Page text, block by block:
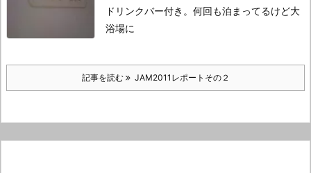
ドリンクバー付き。 何回も泊まってるけど大
浴場に
記事を読む JAM2011レポートその２